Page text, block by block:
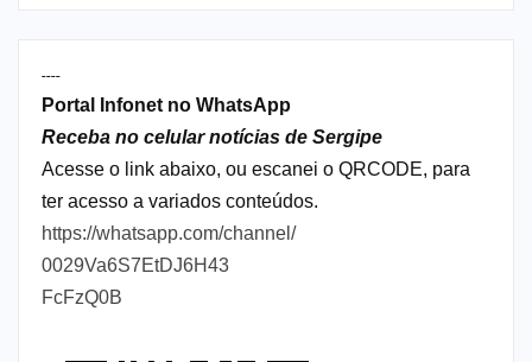
----
Portal Infonet no WhatsApp
Receba no celular notícias de Sergipe
Acesse o link abaixo, ou escanei o QRCODE, para
ter acesso a variados conteúdos.
https://whatsapp.com/channel/
0029Va6S7EtDJ6H43
FcFzQ0B